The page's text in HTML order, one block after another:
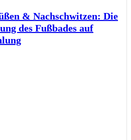
& Nachschwitzen: Die
des Fußbades auf